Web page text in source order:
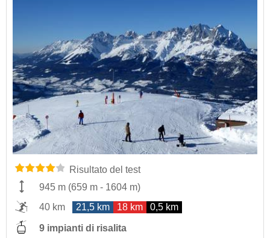
Risultato del test
945 m (659 m - 1604 m)
40 km
21,5 km 18 km 0,5 km
9 impianti di risalita